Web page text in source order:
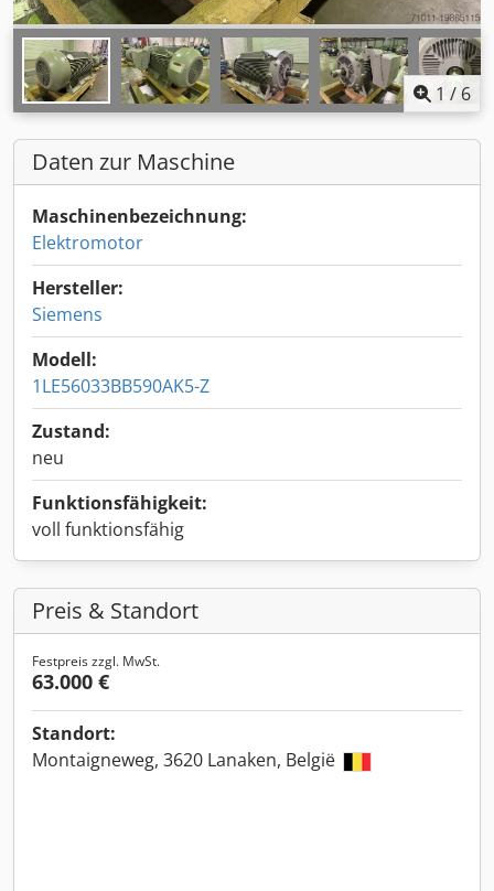
1 / 6
Daten zur Maschine
Maschinenbezeichnung:
Elektromotor
Hersteller:
Siemens
Modell:
1LE56033BB590AK5-Z
Zustand:
neu
Funktionsfähigkeit:
voll funktionsfähig
Preis & Standort
Festpreis zzgl. MwSt.
63.000 €
Standort:
Montaigneweg, 3620 Lanaken, België